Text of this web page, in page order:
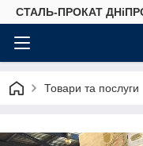
СТАЛЬ-ПРОКАТ
Товари та послуги